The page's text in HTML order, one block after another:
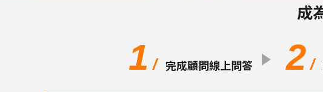
成
1 / 完成顧問線上問答 2 /